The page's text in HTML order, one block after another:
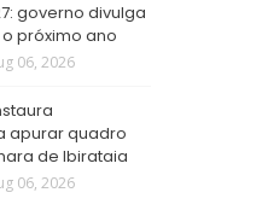
governo divulga
próximo ano
06, 2026
apurar quadro
de Ibirataia
06, 2026